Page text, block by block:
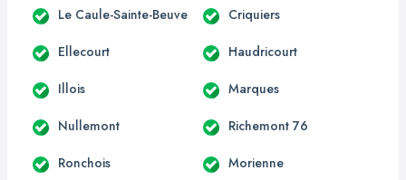
Le Caule-Sainte-Beuve Criquiers
Ellecourt Haudricourt
Illois Marques
Nullemont Richemont 76
Ronchois Morienne